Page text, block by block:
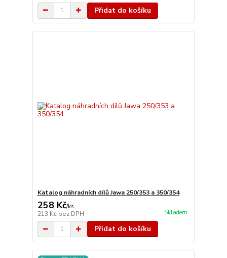
Přidat do košíku
Katalog náhradních dílů Jawa 250/353 a 350/354
258 Kč/ks
213 Kč bez DPH Skladem
Přidat do košíku